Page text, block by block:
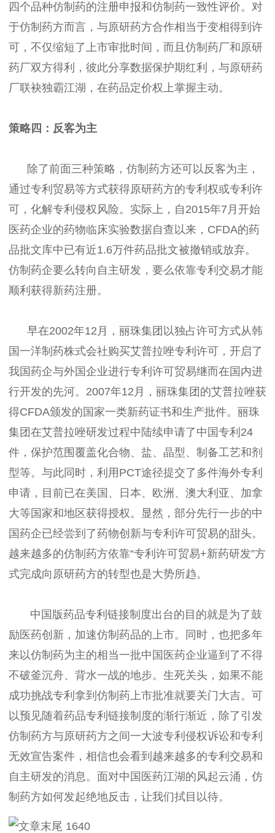
四个品种仿制药的注册申报和仿制药一致性评价。对
于仿制药方而言，与原研药方合作相当于变相得到许
可，不仅缩短了上市审批时间，而且仿制药厂和原研
药厂双方得利，彼此分享数据保护期红利，与原研药
厂联袂独霸江湖，在药品定价权上掌握主动。
策略四：反客为主
除了前面三种策略，仿制药方还可以反客为主，
通过专利贸易等方式获得原研药方的专利权或专利许
可，化解专利侵权风险。实际上，自2015年7月开始
医药企业的药物临床实验数据自查以来，CFDA的药
品批文库中已有近1.6万件药品批文被撤销或放弃。
仿制药企要么转向自主研发，要么依靠专利交易才能
顺利获得新药注册。
早在2002年12月，丽珠集团以独占许可方式从韩
国一洋制药株式会社购买艾普拉唑专利许可，开启了
我国药企与外国企业进行专利许可贸易继而在国内进
行开发的先河。2007年12月，丽珠集团的艾普拉唑获
得CFDA颁发的国家一类新药证书和生产批件。丽珠
集团在艾普拉唑研发过程中陆续申请了中国专利24
件，保护范围覆盖化合物、盐、晶型、制备工艺和剂
型等。与此同时，利用PCT途径提交了多件海外专利
申请，目前已在美国、日本、欧洲、澳大利亚、加拿
大等国家和地区获得授权。显然，部分先行一步的中
国药企已经尝到了药物创新与专利许可贸易的甜头。
越来越多的仿制药方依靠“专利许可贸易+新药研发”方
式完成向原研药方的转型也是大势所趋。
中国版药品专利链接制度出台的目的就是为了鼓
励医药创新，加速仿制药品的上市。同时，也把多年
来以仿制药为主的相当一批中国医药企业逼到了不得
不破釜沉舟、背水一战的地步。生死关头，如果不能
成功挑战专利拿到仿制药上市批准就要关门大吉。可
以预见随着药品专利链接制度的渐行渐近，除了引发
仿制药方与原研药方之间一大波专利侵权诉讼和专利
无效宣告案件，相信也会看到越来越多的专利交易和
自主研发的消息。面对中国医药江湖的风起云涌，仿
制药方如何发起绝地反击，让我们拭目以待。